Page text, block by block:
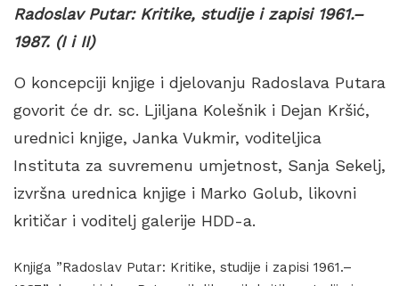
Radoslav Putar: Kritike, studije i zapisi 1961.–
1987. (I i II)
O koncepciji knjige i djelovanju Radoslava Putara
govorit će dr. sc. Ljiljana Kolešnik i Dejan Kršić,
urednici knjige, Janka Vukmir, voditeljica
Instituta za suvremenu umjetnost, Sanja Sekelj,
izvršna urednica knjige i Marko Golub, likovni
kritičar i voditelj galerije HDD-a.
Knjiga ”Radoslav Putar: Kritike, studije i zapisi 1961.–